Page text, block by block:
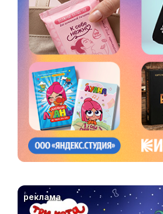
реклама